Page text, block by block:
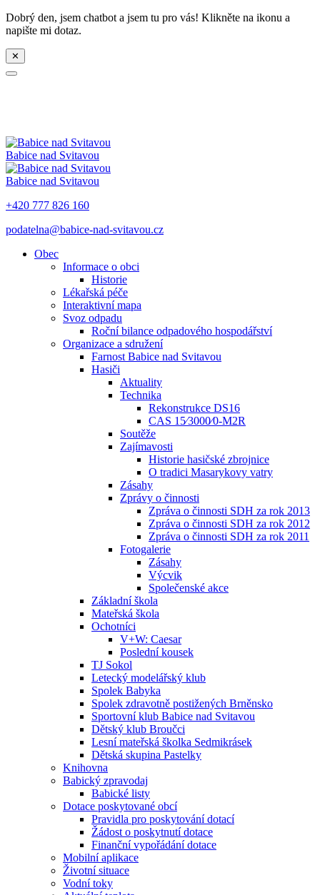
Dobrý den, jsem chatbot a jsem tu pro vás! Klikněte na ikonu a
napište mi dotaz.
✕
Babice nad Svitavou
Babice nad Svitavou
+420 777 826 160
podatelna@babice-nad-svitavou.cz
Obec
Informace o obci
Historie
Lékařská péče
Interaktivní mapa
Svoz odpadu
Roční bilance odpadového hospodářství
Organizace a sdružení
Farnost Babice nad Svitavou
Hasiči
Aktuality
Technika
Rekonstrukce DS16
CAS 15⁄3000⁄0-M2R
Soutěže
Zajímavosti
Historie hasičské zbrojnice
O tradici Masarykovy vatry
Zásahy
Zprávy o činnosti
Zpráva o činnosti SDH za rok 2013
Zpráva o činnosti SDH za rok 2012
Zpráva o činnosti SDH za rok 2011
Fotogalerie
Zásahy
Výcvik
Společenské akce
Základní škola
Mateřská škola
Ochotníci
V+W: Caesar
Poslední kousek
TJ Sokol
Letecký modelářský klub
Spolek Babyka
Spolek zdravotně postižených Brněnsko
Sportovní klub Babice nad Svitavou
Dětský klub Broučci
Lesní mateřská školka Sedmikrásek
Dětská skupina Pastelky
Knihovna
Babický zpravodaj
Babické listy
Dotace poskytované obcí
Pravidla pro poskytování dotací
Žádost o poskytnutí dotace
Finanční vypořádání dotace
Mobilní aplikace
Životní situace
Vodní toky